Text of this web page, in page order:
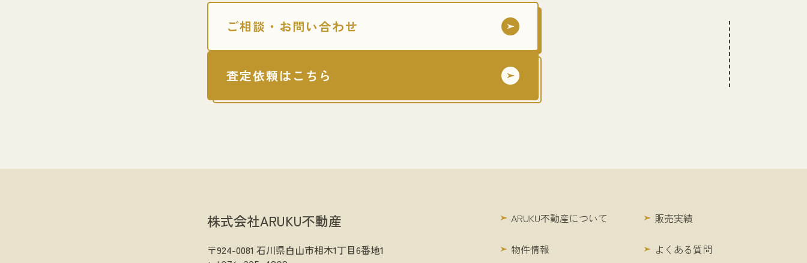
ご相談・お問い合わせ
査定依頼はこちら
株式会社ARUKU不動産
〒924-0081 石川県白山市相木1丁目6番地1
ARUKU不動産について 販売実績
物件情報 よくある質問